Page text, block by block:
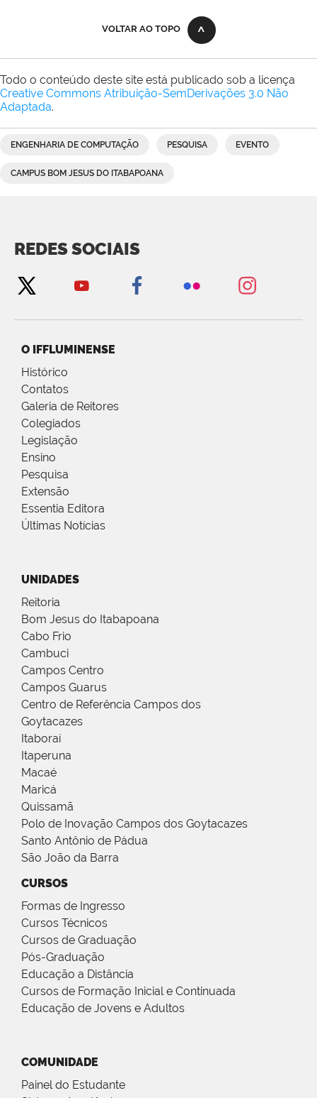
VOLTAR AO TOPO
Todo o conteúdo deste site está publicado sob a licença
Creative Commons Atribuição-SemDerivações 3.0 Não
Adaptada.
ENGENHARIA DE COMPUTAÇÃO PESQUISA EVENTO
CAMPUS BOM JESUS DO ITABAPOANA
REDES SOCIAIS
O IFFLUMINENSE
Histórico
Contatos
Galeria de Reitores
Colegiados
Legislação
Ensino
Pesquisa
Extensão
Essentia Editora
Últimas Notícias
UNIDADES
Reitoria
Bom Jesus do Itabapoana
Cabo Frio
Cambuci
Campos Centro
Campos Guarus
Centro de Referência Campos dos
Goytacazes
Itaboraí
Itaperuna
Macaé
Maricá
Quissamã
Polo de Inovação Campos dos Goytacazes
Santo Antônio de Pádua
São João da Barra
CURSOS
Formas de Ingresso
Cursos Técnicos
Cursos de Graduação
Pós-Graduação
Educação a Distância
Cursos de Formação Inicial e Continuada
Educação de Jovens e Adultos
COMUNIDADE
Painel do Estudante